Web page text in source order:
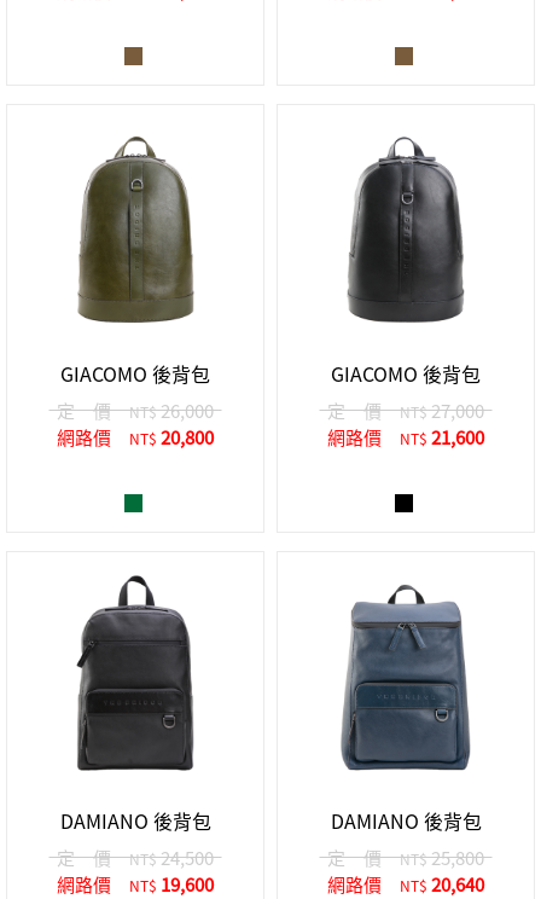
GIACOMO 後背包
定 價 NT$26,000
網路價
NT$ 20,800
GIACOMO 後背包
定 價 NT$27,000
網路價
NT$ 21,600
DAMIANO 後背包
定 價 NT$24,500
網路價
NT$ 19,600
DAMIANO 後背包
定 價 NT$25,800
網路價
NT$ 20,640